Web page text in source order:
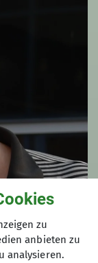
zu
anbieten zu
analysieren.